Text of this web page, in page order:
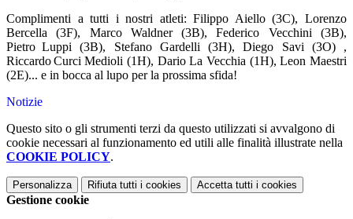
Complimenti a tutti i nostri atleti: Filippo Aiello (3C), Lorenzo
Bercella (3F), Marco Waldner (3B), Federico Vecchini (3B),
Pietro Luppi (3B), Stefano Gardelli (3H), Diego Savi (3O),
RiccardoCurci Medioli (1H), DarioLa Vecchia (1H), LeonMaestri
(2E)... e in bocca al lupo per la prossima sfida!
Notizie
Questo sito o gli strumenti terzi da questo utilizzati si avvalgono di
cookie necessari al funzionamento ed utili alle finalità illustrate nella
COOKIE POLICY.
Personalizza Rifiuta tutti i cookies Accetta tutti i cookies
Gestione cookie